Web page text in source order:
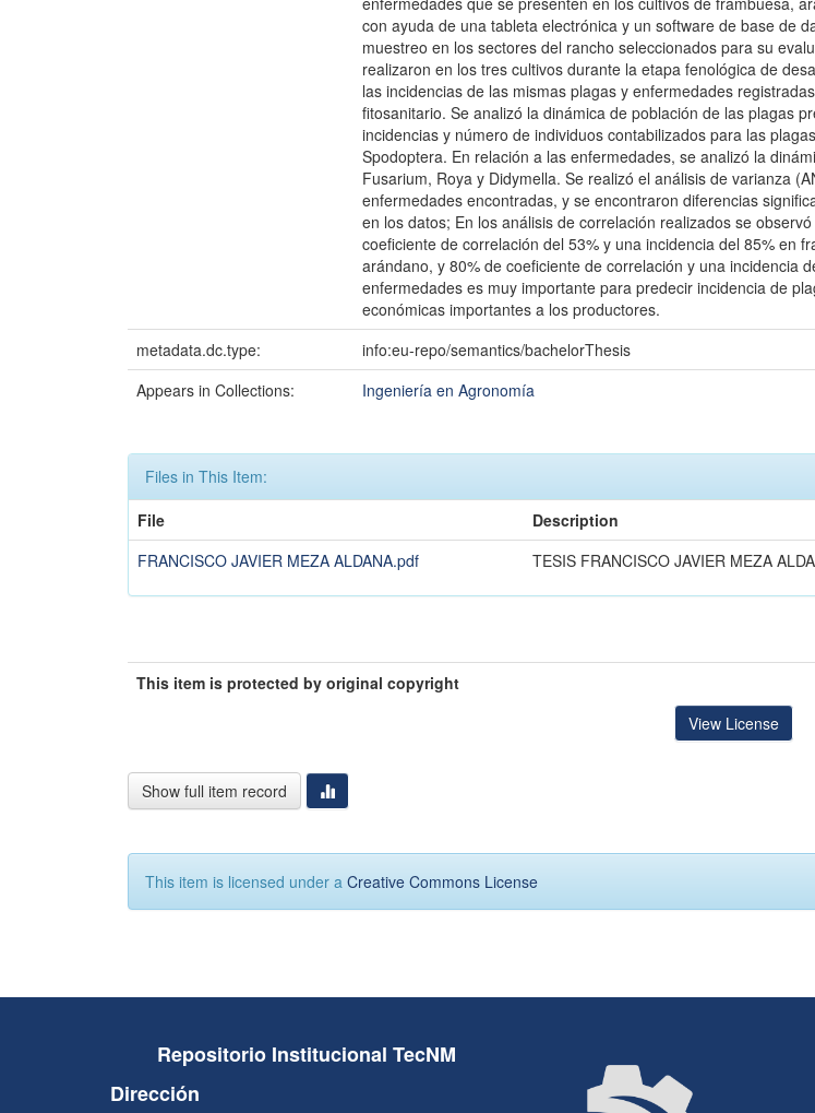
con ayuda de una tableta electrónica y un software de base de
muestreo en los sectores del rancho seleccionados para su
realizaron en los tres cultivos durante la etapa fenológica de
las incidencias de las mismas plagas y enfermedades
fitosanitario. Se analizó la dinámica de población de las plagas
incidencias y número de individuos contabilizados para las
Spodoptera. En relación a las enfermedades, se analizó la
Fusarium, Roya y Didymella. Se realizó el análisis de varianza
enfermedades encontradas, y se encontraron diferencias
en los datos; En los análisis de correlación realizados se
coeficiente de correlación del 53% y una incidencia del 85% en
arándano, y 80% de coeficiente de correlación y una incidencia
enfermedades es muy importante para predecir incidencia de
económicas importantes a los productores.
metadata.dc.type:
info:eu-repo/semantics/bachelorThesis
Appears in Collections:
Ingeniería en Agronomía
Files in This Item:
File
Description
FRANCISCO JAVIER MEZA ALDANA.pdf
TESIS FRANCISCO JAVIER MEZA
This item is protected by original copyright
View License
Show full item record
This item is licensed under a Creative Commons License
Repositorio Institucional TecNM
Dirección